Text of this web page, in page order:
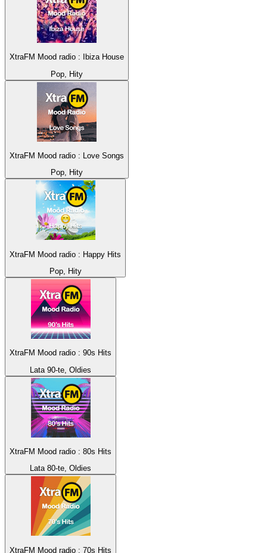
XtraFM Mood radio : Ibiza House
Pop, Hity
XtraFM Mood radio : Love Songs
Pop, Hity
XtraFM Mood radio : Happy Hits
Pop, Hity
XtraFM Mood radio : 90s Hits
Lata 90-te, Oldies
XtraFM Mood radio : 80s Hits
Lata 80-te, Oldies
XtraFM Mood radio : 70s Hits